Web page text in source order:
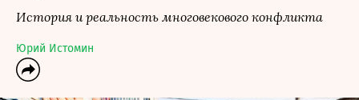
История и реальность многовекового конфликта
Юрий Истомин